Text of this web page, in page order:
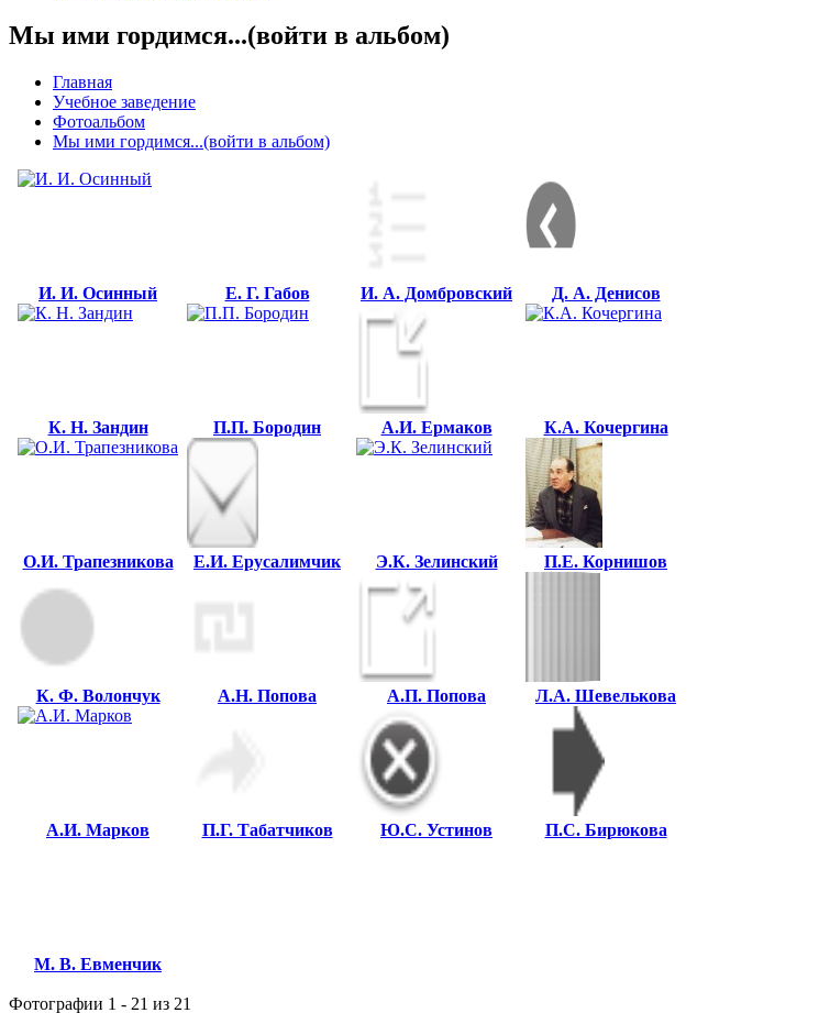
Мы ими гордимся...(войти в альбом)
Главная
Учебное заведение
Фотоальбом
Мы ими гордимся...(войти в альбом)
И. И. Осинный Е. Г. Габов И. А. Домбровский Д. А. Денисов
К. Н. Зандин П.П. Бородин А.И. Ермаков К.А. Кочергина
О.И. Трапезникова Е.И. Ерусалимчик Э.К. Зелинский П.Е. Корнишов
К. Ф. Волончук А.Н. Попова А.П. Попова Л.А. Шевелькова
А.И. Марков П.Г. Табатчиков Ю.С. Устинов П.С. Бирюкова
М. В. Евменчик
Фотографии 1 - 21 из 21